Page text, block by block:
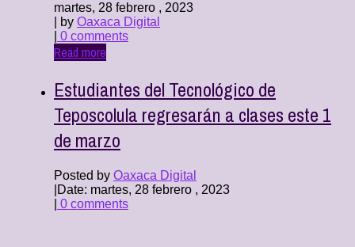
martes, 28 febrero , 2023
| by Oaxaca Digital
0 comments
Read more
Estudiantes del Tecnológico de
Teposcolula regresarán a clases este 1
de marzo
Posted by Oaxaca Digital
Date: martes, 28 febrero , 2023
0 comments